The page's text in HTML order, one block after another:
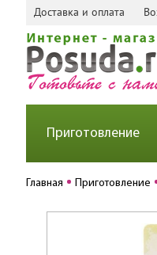
Доставка и оплата
Приготовление
Главная Приготовление